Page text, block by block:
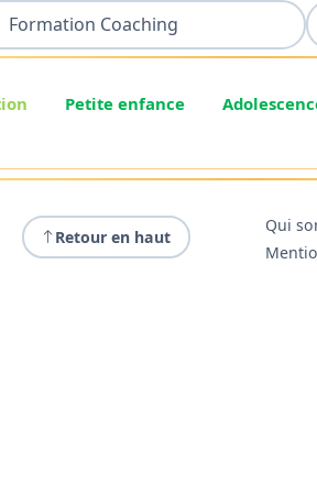
Formation Coaching
Petite enfance
Retour en haut
Qui